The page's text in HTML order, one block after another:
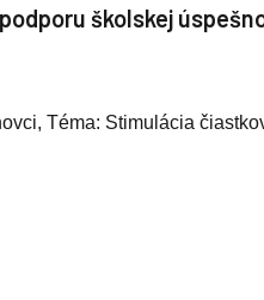
školskej
Téma: Stimulácia